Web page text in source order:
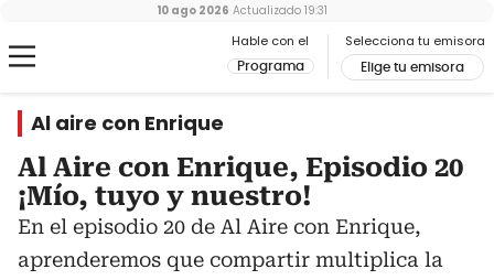
Hable con el
Programa
Selecciona tu emisora
Elige tu emisora
10 ago 2026 Actualizado 19:31
Al aire con Enrique
Al Aire con Enrique, Episodio 20
¡Mío, tuyo y nuestro!
En el episodio 20 de Al Aire con Enrique,
aprenderemos que compartir multiplica la